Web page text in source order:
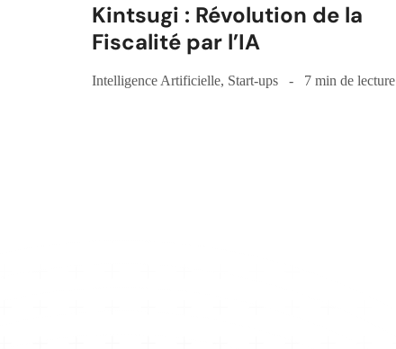
Kintsugi : Révolution de la
Fiscalité par l’IA
Intelligence Artificielle, Start-ups 7 min de lecture